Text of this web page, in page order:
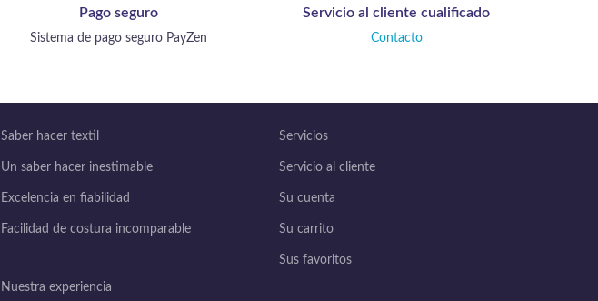
Pago seguro
Sistema de pago seguro PayZen
Servicio al cliente cualificado
Contacto
Saber hacer textil
Un saber hacer inestimable
Excelencia en fiabilidad
Facilidad de costura incomparable
Nuestra experiencia
Servicios
Servicio al cliente
Su cuenta
Su carrito
Sus favoritos